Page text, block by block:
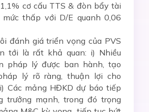
cơ cấu TTS & đòn bẩy tài
thấp với D/E quanh 0,06
đánh giá triển vọng của PVS
tới là rất khả quan: i) Nhiều
pháp lý được ban hành, tạo
lý rõ ràng, thuận lợi cho
Các mảng HĐKD dự báo tiếp
trưởng mạnh, trong đó trọng